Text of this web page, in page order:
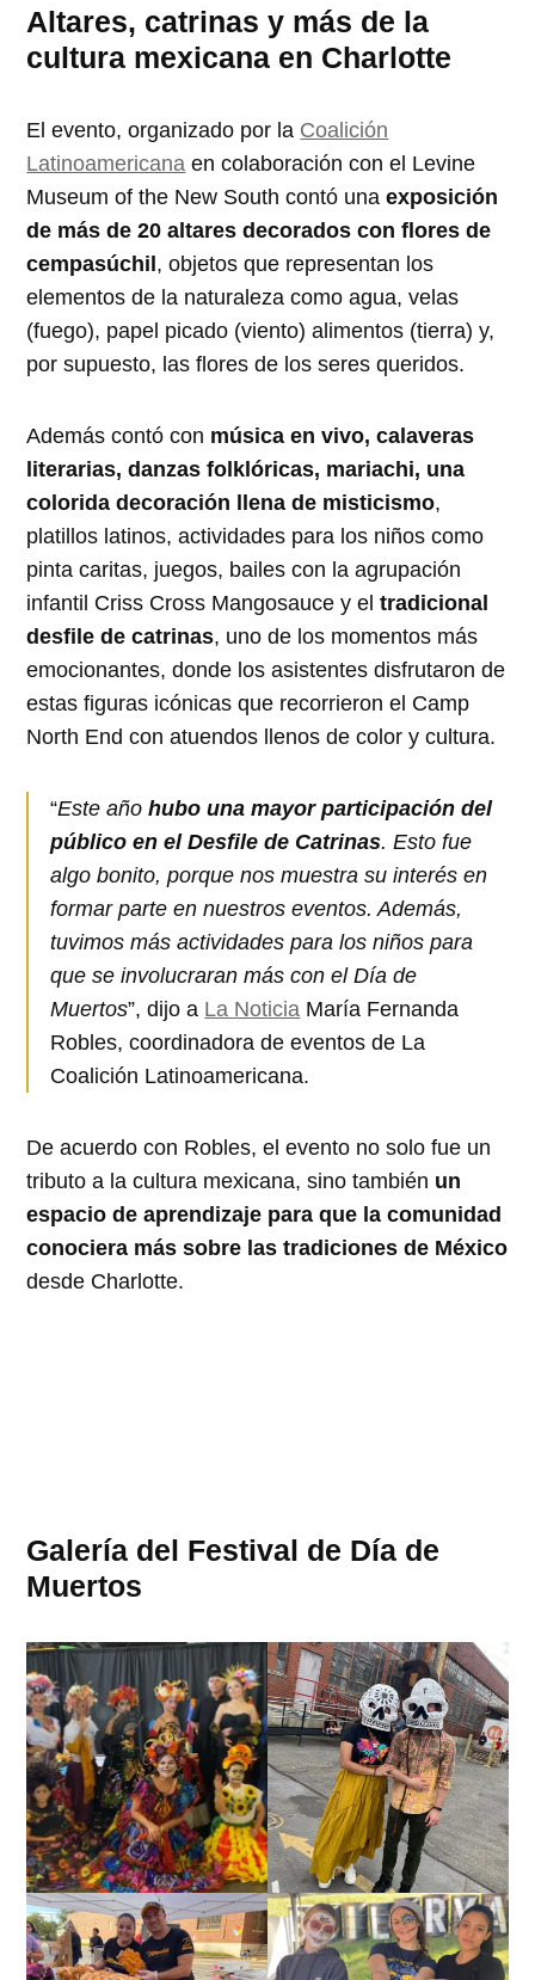
Altares, catrinas y más de la
cultura mexicana en Charlotte
El evento, organizado por la Coalición
Latinoamericana en colaboración con el Levine
Museum of the New South contó unaexposición
de más de 20 altares decorados con flores de
cempasúchil, objetos que representan los
elementos de la naturaleza como agua, velas
(fuego), papel picado (viento) alimentos (tierra) y,
por supuesto, las flores de los seres queridos.
Además contó con música en vivo, calaveras
literarias, danzas folklóricas, mariachi, una
colorida decoración llena de misticismo,
platillos latinos, actividades para los niños como
pinta caritas, juegos, bailes con la agrupación
infantil Criss Cross Mangosauce y eltradicional
desfile de catrinas, uno de los momentos más
emocionantes, donde los asistentes disfrutaron de
estas figuras icónicas que recorrieron el Camp
North End con atuendos llenos de color y cultura.
“Este añohubo una mayor participación del
público en el Desfile de Catrinas. Esto fue
algo bonito, porque nos muestra su interés en
formar parte en nuestros eventos. Además,
tuvimos más actividades para los niños para
que se involucraran más con el Día de
Muertos”, dijo a La Noticia María Fernanda
Robles, coordinadora de eventos de La
Coalición Latinoamericana.
De acuerdo con Robles, el evento no solo fue un
tributo a la cultura mexicana, sino también un
espacio de aprendizaje para que la comunidad
conociera más sobre las tradiciones de México
desde Charlotte.
Galería del Festival de Día de
Muertos